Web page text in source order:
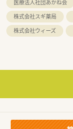
医療法人社団あかね会
株式会社スギ薬局
株式会社ウィーズ